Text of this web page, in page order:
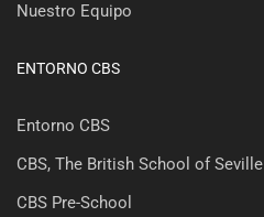
Nuestro Equipo
ENTORNO CBS
Entorno CBS
CBS, The British School of Seville
CBS Pre-School